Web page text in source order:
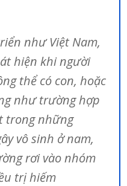
như Việt Nam,
hiện khi người
thể có con, hoặc
như trường hợp
trong những
vô sinh ở nam,
rơi vào nhóm
trị hiếm